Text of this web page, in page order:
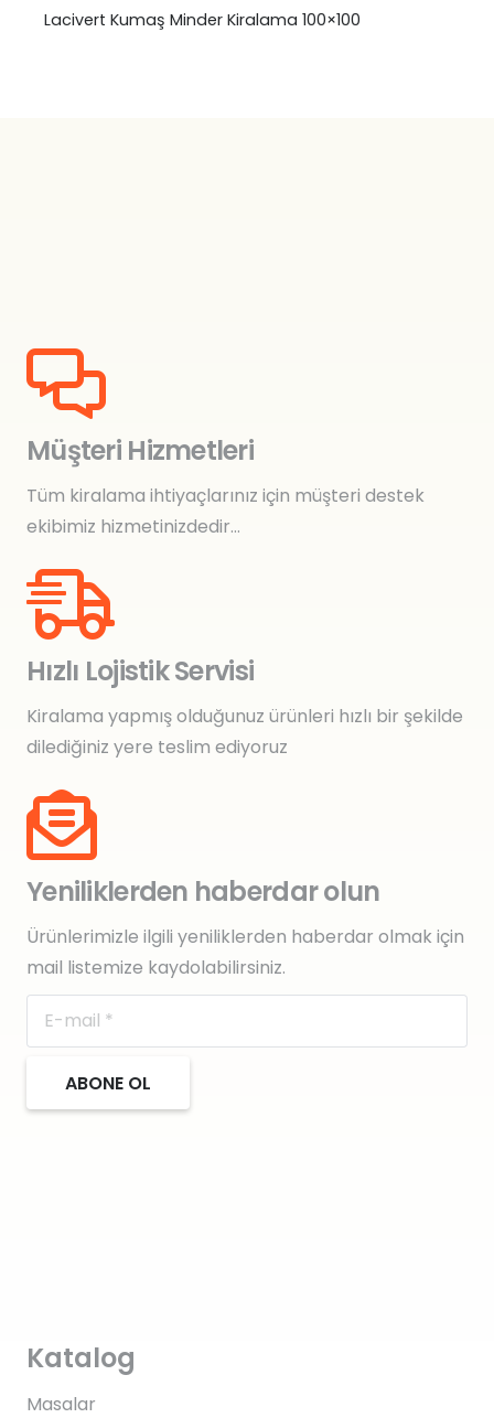
Lacivert Kumaş Minder Kiralama 100×100
Müşteri Hizmetleri
Tüm kiralama ihtiyaçlarınız için müşteri destek
ekibimiz hizmetinizdedir…
Hızlı Lojistik Servisi
Kiralama yapmış olduğunuz ürünleri hızlı bir şekilde
dilediğiniz yere teslim ediyoruz
Yeniliklerden haberdar olun
Ürünlerimizle ilgili yeniliklerden haberdar olmak için
mail listemize kaydolabilirsiniz.
ABONE OL
Katalog
Masalar